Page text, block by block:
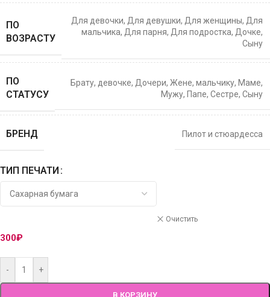
ПО
ВОЗРАСТУ
Для девочки, Для девушки, Для женщины, Для
мальчика, Для парня, Для подростка, Дочке,
Сыну
ПО
СТАТУСУ
Брату, девочке, Дочери, Жене, мальчику, Маме,
Мужу, Папе, Сестре, Сыну
БРЕНД Пилот и стюардесса
ТИП ПЕЧАТИ
Очистить
300₽
- +
В КОРЗИНУ